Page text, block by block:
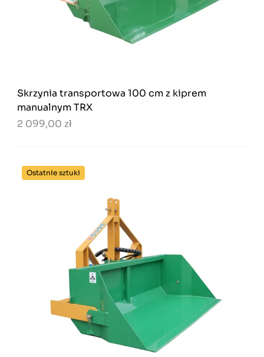
Skrzynia transportowa 100 cm z kiprem
manualnym TRX
2 099,00 zł
Ostatnie sztuki